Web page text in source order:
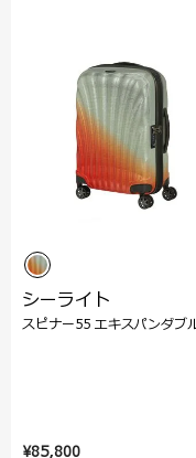
¥85,800
シーライト
スピナー55 エキスパンダブ